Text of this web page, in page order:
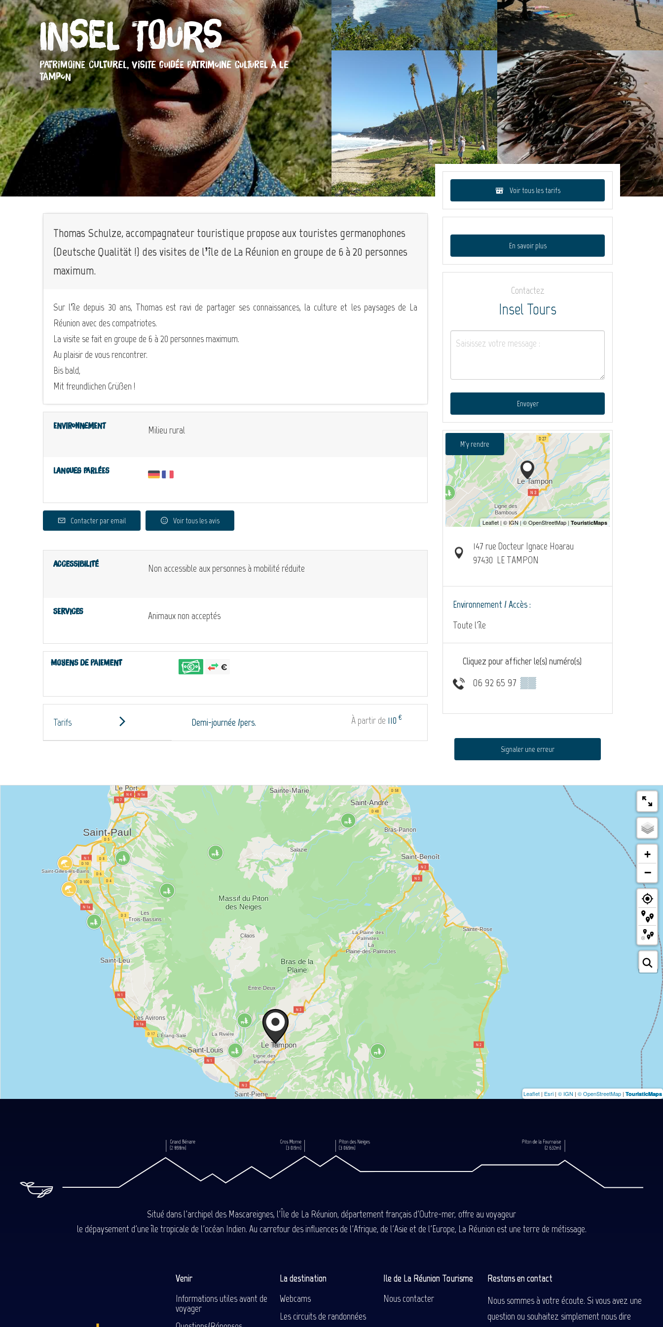
Insel Tours
PATRIMOINE CULTUREL, VISITE GUIDÉE PATRIMOINE CULTUREL À LE
TAMPON
Thomas Schulze, accompagnateur touristique propose aux touristes germanophones
(Deutsche Qualität !) des visites de l’île de La Réunion en groupe de 6 à 20 personnes
maximum.
Sur l’île depuis 30 ans, Thomas est ravi de partager ses connaissances, la culture et les paysages de La
Réunion avec des compatriotes.
La visite se fait en groupe de 6 à 20 personnes maximum.
Au plaisir de vous rencontrer.
Bis bald,
Mit freundlichen Grüßen !
Environnement Milieu rural
Langues parlées
Contacter par email Voir tous les avis
Accessibilité Non accessible aux personnes à mobilité réduite
Services Animaux non acceptés
Moyens de paiement
Tarifs Demi-journée /pers. À partir de 110 €
Voir tous les tarifs
En savoir plus
Contactez
Insel Tours
Envoyer
M'y rendre
147 rue Docteur Ignace Hoarau
97430 LE TAMPON
Environnement / Accès :
Toute l'île
Cliquez pour afficher le(s) numéro(s)
06 92 65 97 ▒▒
Signaler une erreur
+
−
Leaflet | Esri | © IGN | © OpenStreetMap | TouristicMaps
Situé dans l'archipel des Mascareignes, l'Île de La Réunion, département français d'Outre-mer, offre au voyageur
le dépaysement d'une île tropicale de l'océan Indien. Au carrefour des influences de l'Afrique, de l'Asie et de l'Europe, La Réunion est une terre de métissage.
Venir
Informations utiles avant de
voyager
La destination
Webcams
Les circuits de randonnées
Ile de La Réunion Tourisme
Nous contacter
Restons en contact
Nous sommes à votre écoute. Si vous avez une
question ou souhaitez simplement nous dire